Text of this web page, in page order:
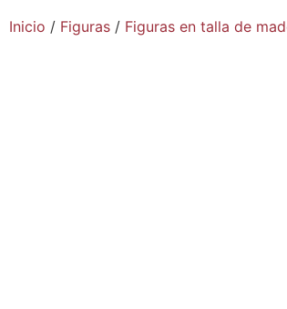
Inicio / Figuras / Figuras en talla de